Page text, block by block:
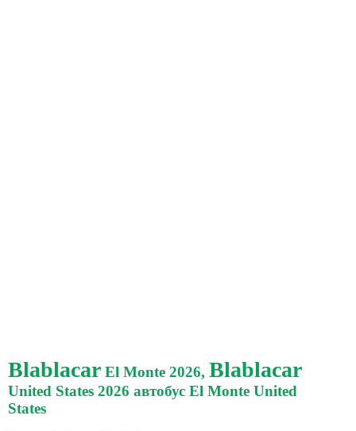
Blablacar El Monte 2026, Blablacar
United States 2026 автобус El Monte United
States